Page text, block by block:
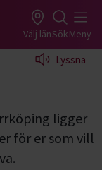
Välj länSökMeny
Lyssna
ligger
för er som vill